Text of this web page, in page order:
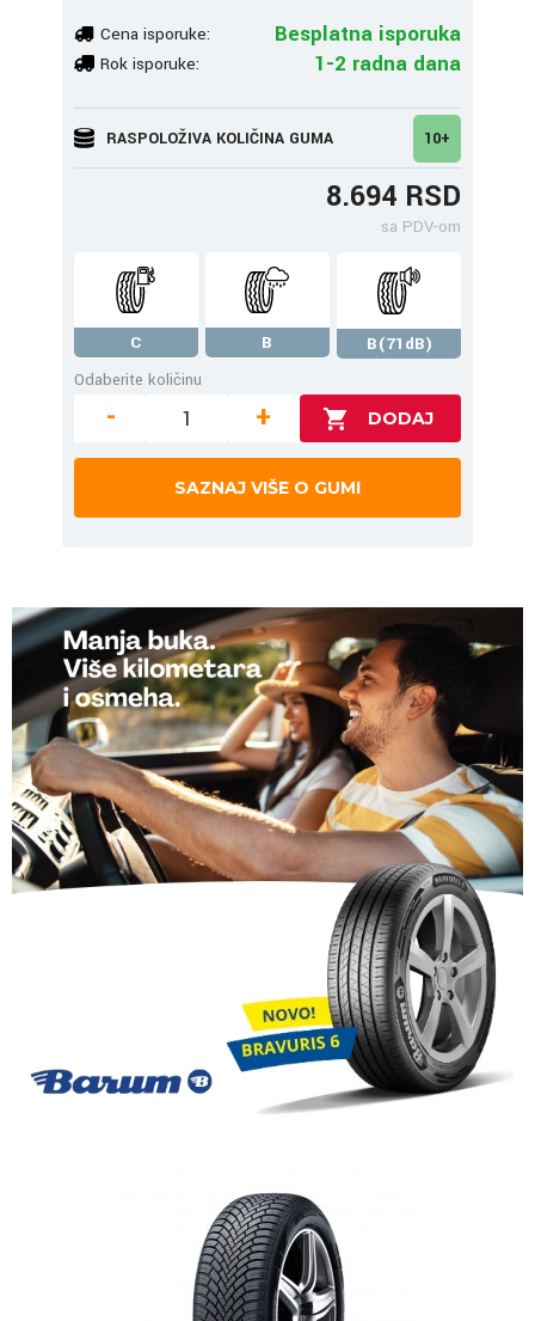
Cena isporuke: Besplatna isporuka
Rok isporuke: 1-2 radna dana
RASPOLOŽIVA KOLIČINA GUMA 10+
8.694 RSD
sa PDV-om
C B
B(71dB)
Odaberite količinu
- +
SAZNAJ VIŠE O GUMI